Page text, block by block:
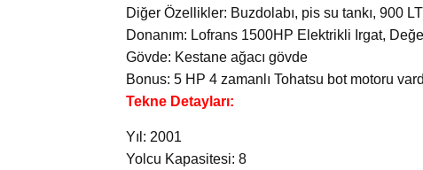
Diğer Özellikler: Buzdolabı, pis su tankı, 900
Donanım: Lofrans 1500HP Elektrikli Irgat,
Gövde: Kestane ağacı gövde
Bonus: 5 HP 4 zamanlı Tohatsu bot motoru
Tekne Detayları:
Yıl: 2001
Yolcu Kapasitesi: 8